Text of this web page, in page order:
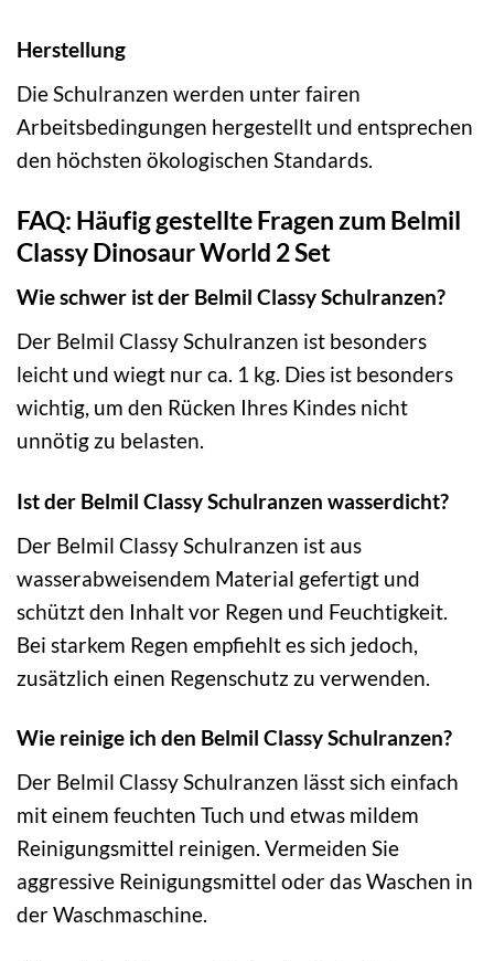
Herstellung
Die Schulranzen werden unter fairen
Arbeitsbedingungen hergestellt und entsprechen
den höchsten ökologischen Standards.
FAQ: Häufig gestellte Fragen zum Belmil
Classy Dinosaur World 2 Set
Wie schwer ist der Belmil Classy Schulranzen?
Der Belmil Classy Schulranzen ist besonders
leicht und wiegt nur ca. 1 kg. Dies ist besonders
wichtig, um den Rücken Ihres Kindes nicht
unnötig zu belasten.
Ist der Belmil Classy Schulranzen wasserdicht?
Der Belmil Classy Schulranzen ist aus
wasserabweisendem Material gefertigt und
schützt den Inhalt vor Regen und Feuchtigkeit.
Bei starkem Regen empfiehlt es sich jedoch,
zusätzlich einen Regenschutz zu verwenden.
Wie reinige ich den Belmil Classy Schulranzen?
Der Belmil Classy Schulranzen lässt sich einfach
mit einem feuchten Tuch und etwas mildem
Reinigungsmittel reinigen. Vermeiden Sie
aggressive Reinigungsmittel oder das Waschen in
der Waschmaschine.